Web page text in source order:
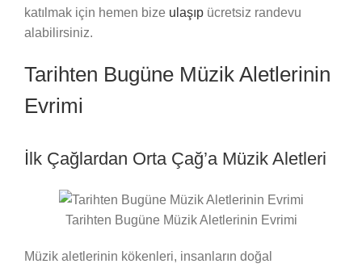
katılmak için hemen bize ulaşıpücretsiz randevu
alabilirsiniz.
Tarihten Bugüne Müzik Aletlerinin
Evrimi
İlk Çağlardan Orta Çağ’a Müzik Aletleri
Tarihten Bugüne Müzik Aletlerinin Evrimi
Müzik aletlerinin kökenleri, insanların doğal